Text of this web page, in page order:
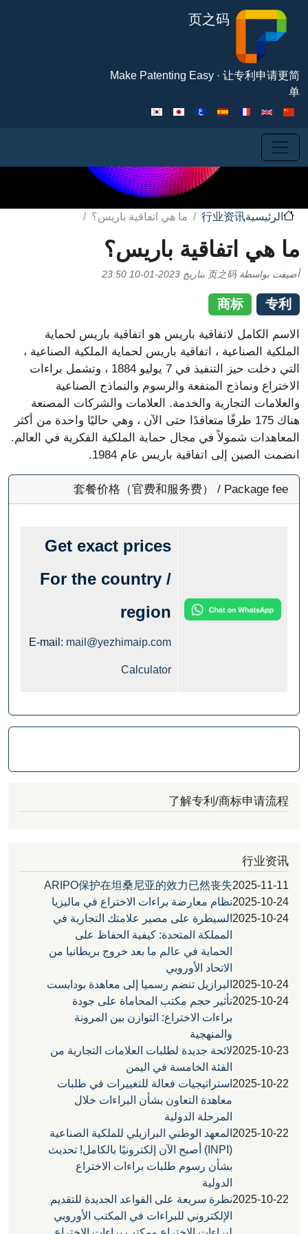
页之码
Make Patenting Easy · 让专
行业资讯 ما هي اتفاقية باريس؟
اتفاقية باريس؟
页之码بتاريخ2023-01-10 23:50
商标
لاتفاقية باريس هو اتفاقية باريس لحماية
، اتفاقية باريس لحماية الملكية الصناعية ،
التي دخلت حيز التنفيذ في 7 يوليو 1884 ، وتشمل براءات
المنفعة والرسوم والنماذج الصناعية
التجارية والخدمة. العلامات والشركات المصنعة
هناك 175 طرفًا متعاقدًا حتى الآن ، وهي حاليًا واحدة من أكثر
شمولاً في مجال حماية الملكية الفكرية في العالم.
إلى اتفاقية باريس عام 1984.
套餐价格（官费和服务费） /
Get exact prices
For the country /
region
E-mail:mail@yezhimaip.com
了解专利/商标申
ARIPO保护在坦桑尼亚的效力已然丧失
نظام معارضة براءات الاختراع في ماليزيا
السيطرة على مصير علامتك التجارية في
المملكة المتحدة: كيفية الحفاظ على
الحماية في عالم ما بعد خروج بريطانيا من
الاتحاد الأوروبي
البرازيل تنضم رسميا إلى معاهدة بودابست
تأثير حجم مكتب المحاماة على جودة
براءات الاختراع: التوازن بين المرونة
لائحة جديدة لطلبات العلامات التجارية من
الفئة الخامسة في اليمن
استراتيجيات فعالة للتغييرات في طلبات
معاهدة التعاون بشأن البراءات خلال
المرحلة الدولية
المعهد الوطني البرازيلي للملكية الصناعية
(INPI) أصبح الآن إلكترونيًا بالكامل! تحديث
بشأن رسوم طلبات براءات الاختراع
نظرة سريعة على القواعد الجديدة للتقديم
الإلكتروني للبراءات في المكتب الأوروبي